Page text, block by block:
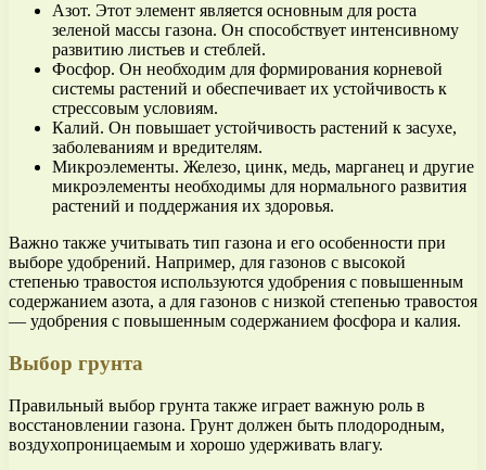
Азот. Этот элемент является основным для роста
зеленой массы газона. Он способствует интенсивному
развитию листьев и стеблей.
Фосфор. Он необходим для формирования корневой
системы растений и обеспечивает их устойчивость к
стрессовым условиям.
Калий. Он повышает устойчивость растений к засухе,
заболеваниям и вредителям.
Микроэлементы. Железо, цинк, медь, марганец и другие
микроэлементы необходимы для нормального развития
растений и поддержания их здоровья.
Важно также учитывать тип газона и его особенности при
выборе удобрений. Например, для газонов с высокой
степенью травостоя используются удобрения с повышенным
содержанием азота, а для газонов с низкой степенью травостоя
— удобрения с повышенным содержанием фосфора и калия.
Выбор грунта
Правильный выбор грунта также играет важную роль в
восстановлении газона. Грунт должен быть плодородным,
воздухопроницаемым и хорошо удерживать влагу.